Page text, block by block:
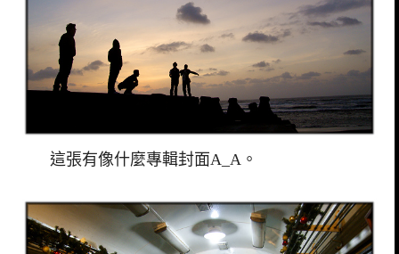
這張有像什麼專輯封面A_A。